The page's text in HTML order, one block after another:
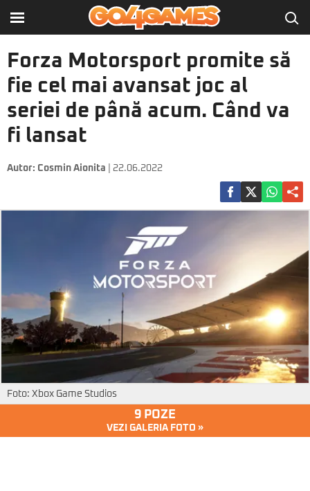
Forza Motorsport promite să
fie cel mai avansat joc al
seriei de până acum. Când va
fi lansat
Autor: Cosmin Aionita | 22.06.2022
Foto: Xbox Game Studios
9 POZE
VEZI GALERIA FOTO »